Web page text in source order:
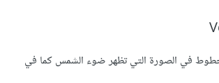
في الصورة التي تظهر ضوء الشمس كما في